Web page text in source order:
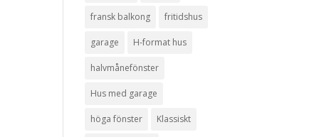
fransk balkong fritidshus
garage H-format hus
halvmånefönster
Hus med garage
höga fönster Klassiskt